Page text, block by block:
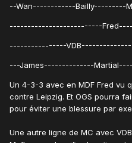
--Wan------------Bailly---------
--------------------------
----------------
---James--------------
Un 4-3-3 avec en MDF Fred vu
contre Leipzig. Et OGS pourra
pour éviter une blessure par
Une autre ligne de MC avec